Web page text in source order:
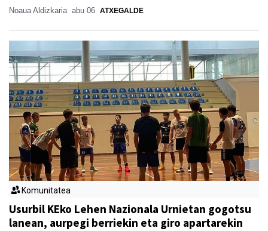
Noaua Aldizkaria abu 06 ATXEGALDE
Komunitatea
Usurbil KEko Lehen Nazionala Urnietan gogotsu
lanean, aurpegi berriekin eta giro apartarekin